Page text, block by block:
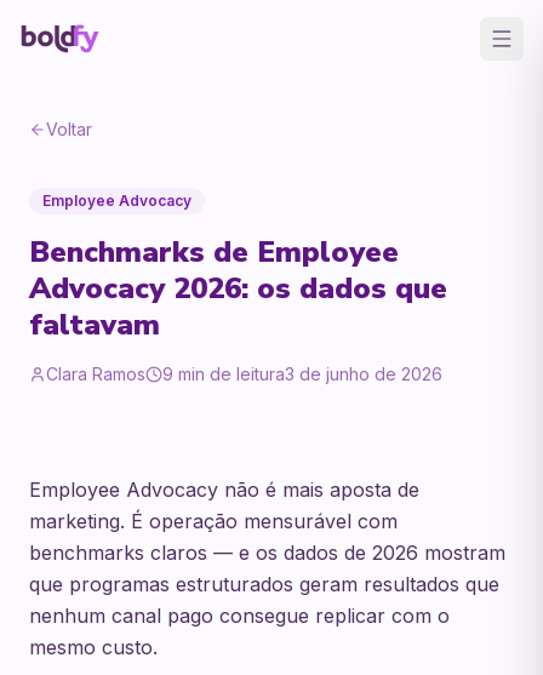
Voltar
Employee Advocacy
Benchmarks de Employee
Advocacy 2026: os dados que
faltavam
Clara Ramos 9 min de leitura3 de junho de 2026
Employee Advocacy não é mais aposta de
marketing. É operação mensurável com
benchmarks claros — e os dados de 2026 mostram
que programas estruturados geram resultados que
nenhum canal pago consegue replicar com o
mesmo custo.